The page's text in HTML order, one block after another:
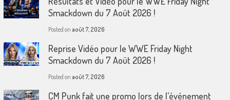
Smackdown du 7 Août 2026 !
Posted on août 7, 2026
Reprise Vidéo pour le WWE Friday Night
Smackdown du 7 Août 2026 !
Posted on août 7, 2026
CM Punk fait une promo lors de l’événement